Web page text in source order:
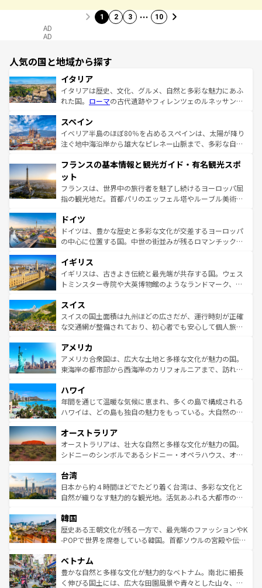
1 2 3 … 10
AD
AD
人気の国と地域から探す
イタリア
イタリアは歴史、文化、グルメ、自然と多彩な魅力にあふ
れた国。 ローマの古代遺跡やフィレンツェのルネッサンス
ろん、トスカーナの美しい田園風景やアマルフィ海岸の絶
景など、自然景観も見逃せない。観光の合間には、本場の
ピザやパスタなど、絶品のイタリア料理を堪能することも
ませてくれるイタリアで、忘れられない旅をしてみよう！
なお、新着のイタリア情報は
しい。
スペイン
イベリア半島のほぼ80％を占めるスペインは、太陽が降り
注ぐ地中海沿岸から雄大なピレネー山脈まで、多彩な自然
文化が根付くこの国では、情熱的なフラメンコ、熱気あふ
れる闘牛、そして美味しいタパスが生活の一部となってい
る。首都マドリードの洗練された雰囲気や、バルセロナの
アートに溢れた街角から、地方では古代ローマ遺跡や中世
せる。地方によって風土や気候が異なるスペインはその個
性で訪れる人を魅了する。 なお、新着のスペイン情報は コ
ンテンツ一覧を参照してほしい。
フランスの基本情報と観光ガイド・有名観光スポ
ット
フランスは、世界中の旅行者を魅了し続けるヨーロッパ屈
指の観光地だ。首都パリのエッフェル塔やルーブル美術館
で、幅広い魅力が詰まっている。華麗な宮殿、歴史的な大
聖堂、美しいビーチ、そして豊かな自然が、訪れる者を心
から魅了する。また、フランスは美食の国としても知ら
いる。シャンパンの発祥地であるランス、プロヴァンスの
香り高いラベンダー畑など、多彩な楽しみ方が可能だ。さ
らに、パリ以外の地域にも魅力が溢れており、どの街角に
れる地方に足を運ぶとそれぞれで全く異なる文化を体験で
きるだろう。 なお、新着のフランス情報はコンテンツ一覧
を参照してほしい。
ドイツ
ドイツは、豊かな歴史と多彩な文化が交差するヨーロッパ
の中心に位置する国。中世の街並みが残るロマンチック街
顔を持つこの国は、どこを歩いても飽きることがない。ベ
ルリンの文化的活気、バイエルン州のアルプスの絶景、そ
してライン川沿いのワイン畑といった風景は必見。ビール
は、お酒好きな人にはぜひ体験してほしい。 なお、新着の
ドイツ情報はコンテンツ一覧を参照してほしい。
イギリス
イギリスは、古きよき伝統と最先端が共存する国。ウェス
トミンスター寺院や大英博物館のようなランドマーク、歴
リアごとに異なる魅力がある。また、優雅なアフタヌーン
ティー、ビール好きにはたまらない英国パブ、サッカー観
戦など、本場だからこそできる体験も豊富。イギリスを旅
ンツ一覧を参照してほしい。
スイス
スイスの国土面積は九州ほどの広さだが、運行時刻が正確
な交通網が整備されており、初心者でも安心して個人旅行
の建物がそのまま残る町や、スイスならではのユニークな
博物館もあり、アルプス観光だけでなく町歩きも満喫する
ことができる。国民の所得が高いため物価も高いが、旅行
ば市内交通費無料で観光を楽しむこともできる。 なお、新
着のスイス情報はコンテンツ一覧 を参照してほしい。
アメリカ
アメリカ合衆国は、広大な土地と多様な文化が魅力の国。
東海岸の都市部から西海岸のカリフォルニアまで、訪れる
のような巨大都市は、観光、ショッピング、エンターテイ
ンメントが詰まった刺激的なスポットだ。一方、アメリカ
西部には大自然が広がり、グランドキャニオンやイエロー
部のニューオーリンズでは、音楽と美食が融合した独特の
文化が魅力。旅行者はアメリカの各地域で異なる魅力を楽
しみながら、その多様性と豊かな歴史を感じることができ
ならではの贅沢な旅のスタイルだ。 なお、新着のアメリカ
情報はコンテンツ一覧を参照してほしい。
ハワイ
年間を通じて温暖な気候に恵まれ、多くの島で構成される
ハワイは、どの島も独自の魅力をもっている。大自然の神
ワイ島は見逃せない。また、定番の観光地といえばオアフ
島だが、静かな自然を求めるならマウイ島やカウアイ島が
おすすめ。エメラルドグリーンに輝く海をはじめ、豊かな
れるおもてなしの心で訪れる人々を迎えてくれるハワイの
人々、おいしいローカルフードやハワイアンミュージッ
ク、伝統的なフラダンスなど、すべてがハワイの魅力を彩
ワイを、存分に味わってほしい。 なお、新着のハワイ情報
はコンテンツ一覧を参照してほしい。
オーストラリア
オーストラリアは、壮大な自然と多様な文化が魅力の国。
シドニーのシンボルであるシドニー・オペラハウス、オー
リアリーフや大陸中央部にそびえるウルル（エアーズロッ
ク）、タスマニアの美しい原生林やケアンズの熱帯雨林な
ど、見どころがたくさん。また、カフェやワイン、オージ
いる。アクティビティも充実しており、サーフィンやダイ
ビング、ハイキングなど、アウトドア好きにはたまらな
い。オーストラリアの多彩な魅力を存分に味わいつくそ
参照してほしい。
台湾
日本から約４時間ほどでたどり着く台湾は、多彩な文化と
自然が織りなす魅力的な観光地。活気あふれる大都市の台
ン）、静ひつな山岳地帯である台湾東部など、都市の喧騒
と山間の静けさが共存しており、訪れる人に新しい発見と
驚きをもたらしてくれる。また、奥深い台湾の食文化も魅
容にもいいと評判のスイーツなど、バラエティ豊かな料理
が味わえる。 なお、新着の台湾情報は コンテンツ一覧を参
照してほしい。
韓国
歴史ある王朝文化が残る一方で、最先端のファッションやK
-POPで世界を席巻している韓国。首都ソウルの宮殿や伝統
き、地方に足を延ばせば四季折々の自然美を楽しむことが
できる。そして、キムチや焼肉、絶品のストリートフード
まで、さまざまな韓国料理が待っている。夜には、韓国な
ベトナム
豊かな自然と多様な文化が魅力的なベトナム。南北に細長
く伸びる国土には、広大な田園風景や青々とした山々、世